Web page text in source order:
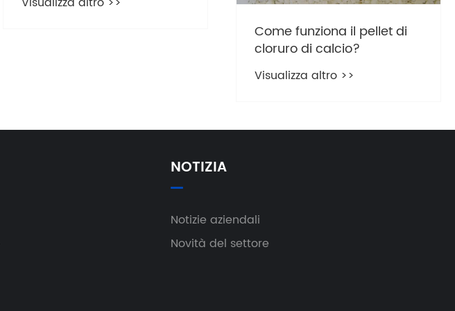
Come funziona il pellet di
cloruro di calcio?
Visualizza altro >>
NOTIZIA
Notizie aziendali
Novità del settore